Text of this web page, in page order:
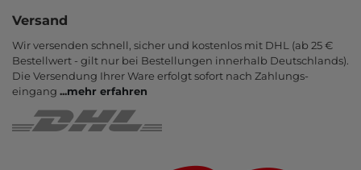
Versand
Wir versenden schnell, sicher und kostenlos mit DHL (ab 25 €
Bestell­wert - gilt nur bei Bestel­lungen inner­halb Deutsch­lands).
Die Ver­sendung Ihrer Ware er­folgt sofort nach Zahlungs­
eingang ...mehr erfahren